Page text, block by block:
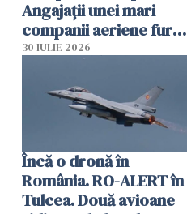
Angajații unei mari
companii aeriene furau
parfumuri, ceasuri și
vânzării
30 IULIE 2026
Încă o dronă în
România. RO-ALERT în
Tulcea. Două avioane